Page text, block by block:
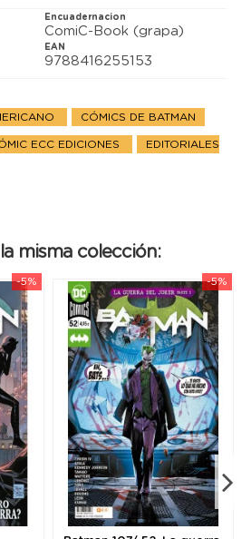
Encuadernacion
ComiC-Book (grapa)
EAN
9788416255153
CÓMICS DE BATMAN
ECC EDICIONES EDITORIALES
misma colección:
-5% -5%